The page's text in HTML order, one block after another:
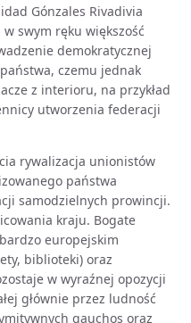
Gónzales Rivadivia
swym ręku większość
demokratycznej
czemu jednak
z interioru, na przykład
utworzenia federacji
rywalizacja unionistów
państwa
samodzielnych prowincji.
kraju. Bogate
europejskim
biblioteki) oraz
w wyraźnej opozycji
głównie przez ludność
gauchos oraz